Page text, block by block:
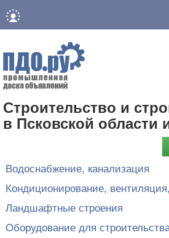
Строительство и
в Псковской области
Водоснабжение, канализация
Кондиционирование,
Ландшафтные строения
Оборудование для